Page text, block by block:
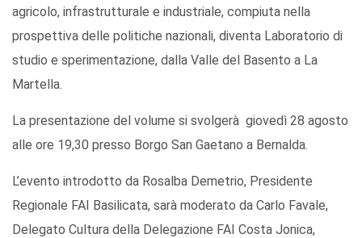
agricolo, infrastrutturale e industriale, compiuta nella
prospettiva delle politiche nazionali, diventa Laboratorio di
studio e sperimentazione, dalla Valle del Basento a La
Martella.
La presentazione del volume si svolgerà giovedì 28 agosto
alle ore 19,30 presso Borgo San Gaetano a Bernalda.
L’evento introdotto da Rosalba Demetrio, Presidente
Regionale FAI Basilicata, sarà moderato da Carlo Favale,
Delegato Cultura della Delegazione FAI Costa Jonica,